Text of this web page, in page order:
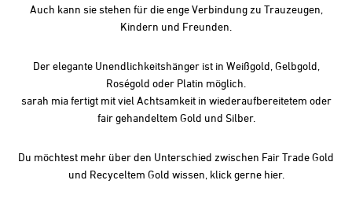
Auch kann sie stehen für die enge Verbindung zu Trauzeugen,
Kindern und Freunden.
Der elegante Unendlichkeitshänger ist in Weißgold, Gelbgold,
Roségold oder Platin möglich.
sarah mia fertigt mit viel Achtsamkeit in wiederaufbereitetem oder
fair gehandeltem Gold und Silber.
Du möchtest mehr über den Unterschied zwischen Fair Trade Gold
und Recyceltem Gold wissen, klick gernehier.